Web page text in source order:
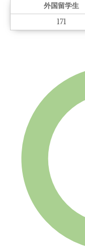
外国留学生
171